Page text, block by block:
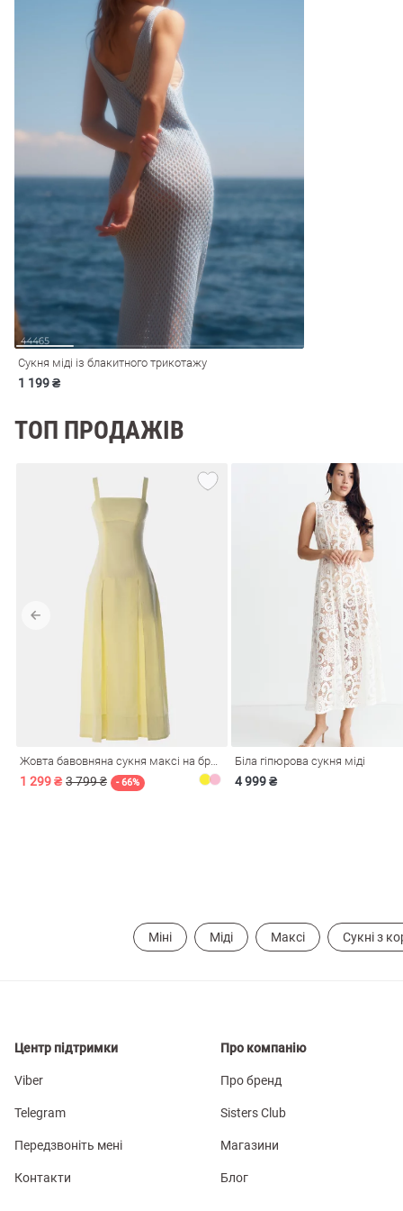
Сукня міді із блакитного трикотажу
1 199 ₴
ТОП ПРОДАЖІВ
1 299 ₴ 3 799 ₴ - 66%
Біла гіпюрова сукня міді
4 999 ₴
Міні Міді Максі Сукні з
Центр підтримки
Viber
Telegram
Передзвоніть мені
Контакти
Про компанію
Про бренд
Sisters Club
Магазини
Блог